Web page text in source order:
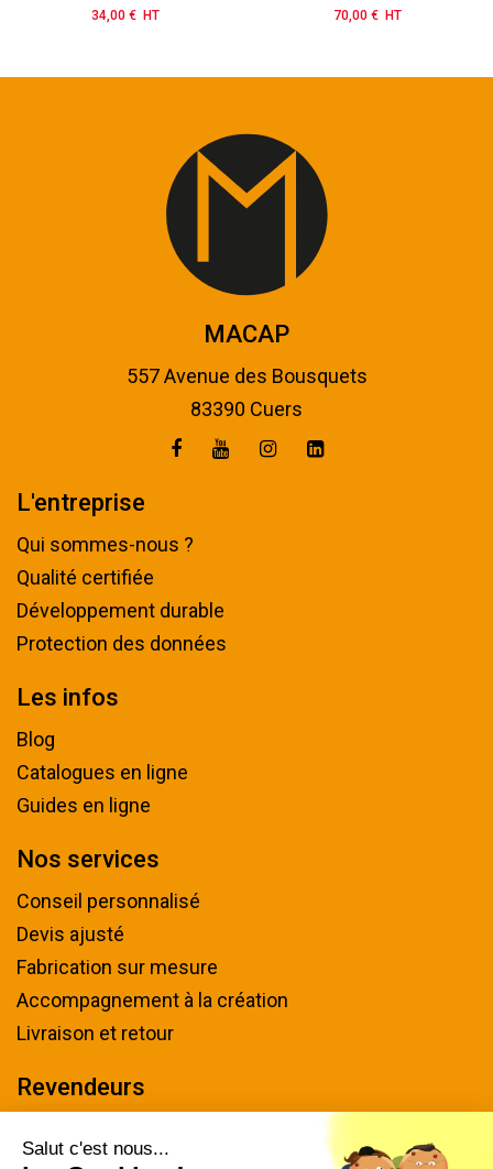
Prix
34,00 € HT Prix
70,00 € HT
MACAP
557 Avenue des Bousquets
83390 Cuers
L'entreprise
Qui sommes-nous ?
Qualité certifiée
Développement durable
Protection des données
Les infos
Blog
Catalogues en ligne
Guides en ligne
Nos services
Conseil personnalisé
Devis ajusté
Fabrication sur mesure
Accompagnement à la création
Livraison et retour
Revendeurs
Salut c'est nous...